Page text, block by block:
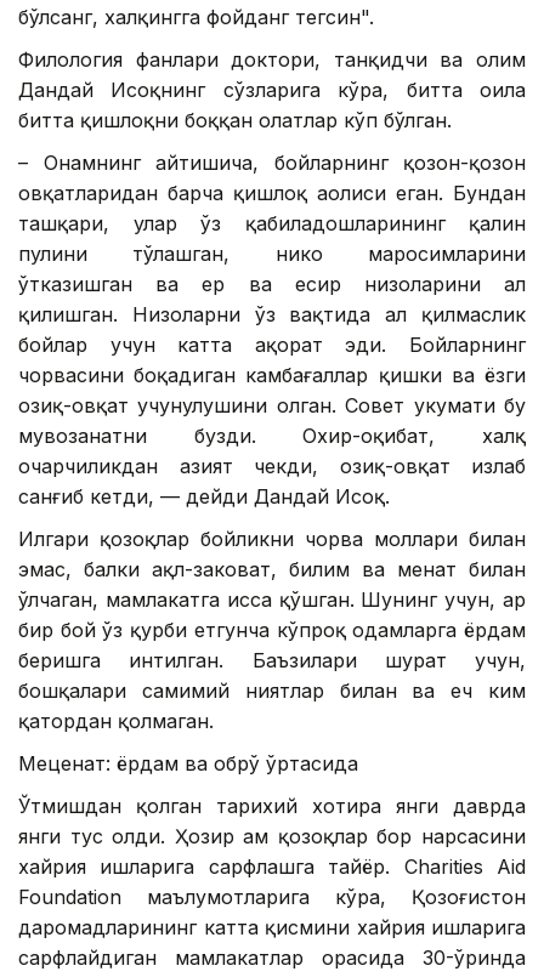
бўлсанг, халқингга фойданг тегсин".
Филология фанлари доктори, танқидчи ва олим
Дандай Исҳоқнинг сўзларига кўра, битта оила
битта қишлоқни боққан ҳолатлар кўп бўлган.
– Онамнинг айтишича, бойларнинг қозон-қозон
овқатларидан барча қишлоқ аҳолиси еган. Бундан
ташқари, улар ўз қабиладошларининг қалин
пулини тўлашган, никоҳ маросимларини
ўтказишган ва ер ва есир низоларини ҳал
қилишган. Низоларни ўз вақтида ҳал қилмаслик
бойлар учун катта ҳақорат эди. Бойларнинг
чорвасини боқадиган камбағаллар қишки ва ёзги
озиқ-овқат учунулушини олган. Совет ҳукумати бу
мувозанатни бузди. Охир-оқибат, халқ
очарчиликдан азият чекди, озиқ-овқат излаб
санғиб кетди, — дейди Дандай Исҳоқ.
Илгари қозоқлар бойликни чорва моллари билан
эмас, балки ақл-заковат, билим ва меҳнат билан
ўлчаган, мамлакатга ҳисса қўшган. Шунинг учун, ҳар
бир бой ўз қурби етгунча кўпроқ одамларга ёрдам
беришга интилган. Баъзилари шуҳрат учун,
бошқалари самимий ниятлар билан ва ҳеч ким
қатордан қолмаган.
Меценат: ёрдам ва обрў ўртасида
Ўтмишдан қолган тарихий хотира янги даврда
янги тус олди. Ҳозир ҳам қозоқлар бор нарсасини
хайрия ишларига сарфлашга тайёр. Charities Aid
Foundation маълумотларига кўра, Қозоғистон
даромадларининг катта қисмини хайрия ишларига
сарфлайдиган мамлакатлар орасида 30-ўринда